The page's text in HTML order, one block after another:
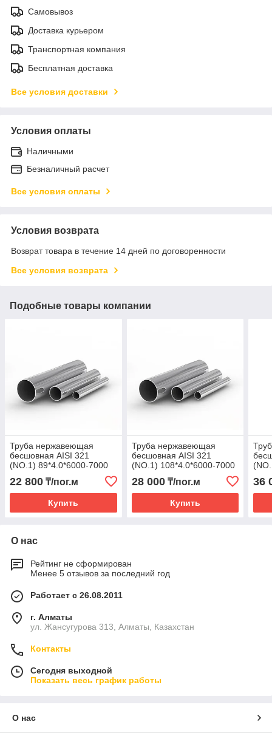
Самовывоз
Доставка курьером
Транспортная компания
Бесплатная доставка
Все условия доставки
Условия оплаты
Наличными
Безналичный расчет
Все условия оплаты
Условия возврата
Возврат товара в течение 14 дней по договоренности
Все условия возврата
Подобные товары компании
Труба нержавеющая
бесшовная AISI 321
(NO.1) 89*4.0*6000-7000
22 800 ₸/пог.м
Купить
Труба нержавеющая
бесшовная AISI 321
(NO.1) 108*4.0*6000-7000
28 000₸/пог.м
Купить
36
О нас
Рейтинг не сформирован
Менее 5 отзывов за последний год
Работает с 26.08.2011
г. Алматы
ул. Жансугурова 313, Алматы, Казахстан
Контакты
Сегодня выходной
Показать весь график работы
О нас